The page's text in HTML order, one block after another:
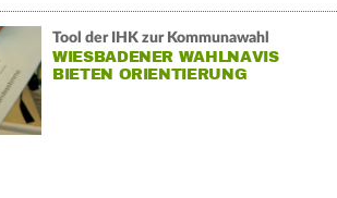
Tool der IHK zur Kommunawahl
WIESBADENER WAHLNAVIS
BIETEN ORIENTIERUNG